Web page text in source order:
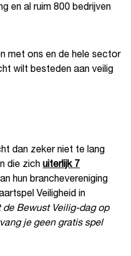
en al ruim 800 bedrijven
met ons en de hele sector
wilt besteden aan veilig
dan zeker niet te lang
die zich uiterlijk 7
hun branchevereniging
Veiligheid in
de Bewust Veilig-dag op
je geen gratis spel